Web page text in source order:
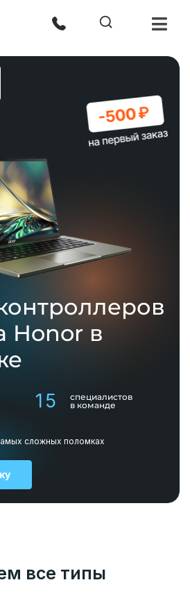
Honor в
15
специалистов
в команде
сложных поломках
все типы